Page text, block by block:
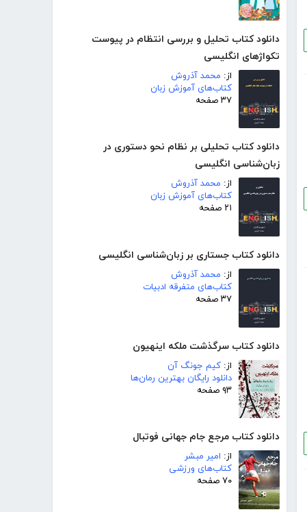
دانلود کتاب تحلیل و بررسی انتظام در پیوست
تکواژهای انگلیسی
از: محمد آذروش
کتاب‌های آموزش زبان
۳۷ صفحه
دانلود کتاب تحلیلی بر نظام نحو دستوری در
زبان‌شناسی انگلیسی
از: محمد آذروش
کتاب‌های آموزش زبان
۲۱ صفحه
دانلود کتاب جستاری بر زبان‌شناسی انگلیسی
از: محمد آذروش
کتاب‌های متفرقه ادبیات
۳۷ صفحه
دانلود کتاب سرگذشت ملکه اینهیون
از: کیم جونگ آن
دانلود رایگان بهترین رمان‌ها
۹۳ صفحه
دانلود کتاب مرجع جام جهانی فوتبال
از: امیر مبشر
کتاب‌های ورزشی
۷۰ صفحه